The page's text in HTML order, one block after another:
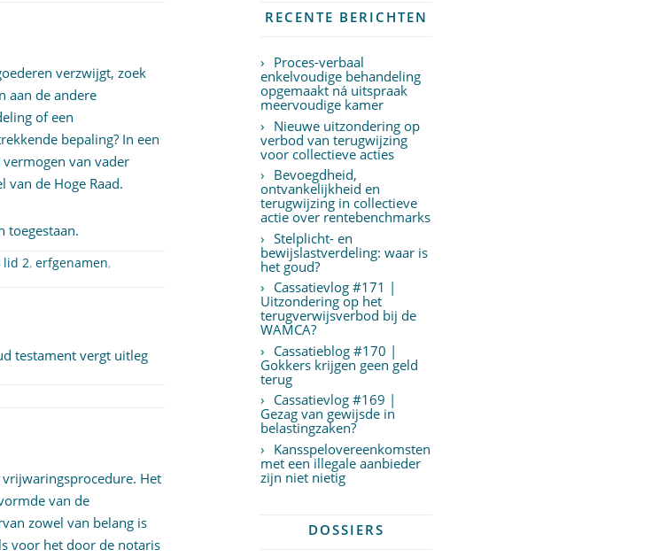
verzwijgt, zoek
aan de andere
of een
bepaling? In een
van vader
de Hoge Raad.
toegestaan.
lid 2,erfgenamen,
testament vergt uitleg
Het
van de
zowel van belang is
voor het door de notaris
RECENTE BERICHTEN
Proces-verbaal
enkelvoudige behandeling
opgemaakt ná uitspraak
meervoudige kamer
Nieuwe uitzondering op
verbod van terugwijzing
voor collectieve acties
Bevoegdheid,
ontvankelijkheid en
terugwijzing in collectieve
actie over rentebenchmarks
Stelplicht- en
bewijslastverdeling: waar is
het goud?
Cassatievlog #171 |
Uitzondering op het
terugverwijsverbod bij de
WAMCA?
Cassatieblog #170 |
Gokkers krijgen geen geld
terug
Cassatievlog #169 |
Gezag van gewijsde in
belastingzaken?
Kansspelovereenkomsten
met een illegale aanbieder
zijn niet nietig
DOSSIERS